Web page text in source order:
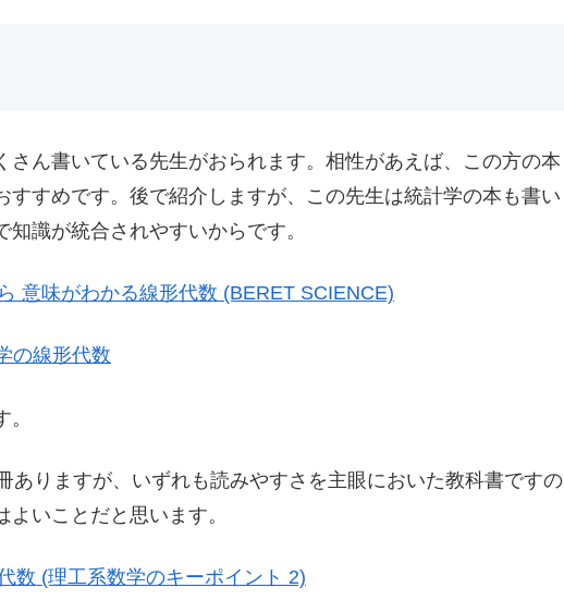
さん書いている先生がおられます。相性があえば、この方の本
すすめです。後で紹介しますが、この先生は統計学の本も書い
識が統合されやすいからです。
意味がわかる線形代数 (BERET SCIENCE)
の線形代数
ありますが、いずれも読みやすさを主眼においた教科書ですの
いことだと思います。
数 (理工系数学のキーポイント 2)